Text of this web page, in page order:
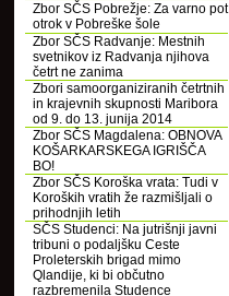
Zbor SČS Pobrežje: Za varno pot
otrok v Pobreške šole
Zbor SČS Radvanje: Mestnih
svetnikov iz Radvanja njihova
četrt ne zanima
Zbori samoorganiziranih četrtnih
in krajevnih skupnosti Maribora
od 9. do 13. junija 2014
Zbor SČS Magdalena: OBNOVA
KOŠARKARSKEGA IGRIŠČA
BO!
Zbor SČS Koroška vrata: Tudi v
Koroških vratih že razmišljali o
prihodnjih letih
SČS Studenci: Na jutrišnji javni
tribuni o podaljšku Ceste
Proleterskih brigad mimo
Qlandije, ki bi občutno
razbremenila Studence